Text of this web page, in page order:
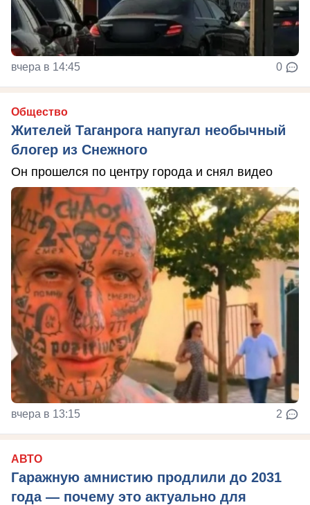
вчера в 14:45 0
Общество
Жителей Таганрога напугал необычный
блогер из Снежного
Он прошелся по центру города и снял видео
вчера в 13:15 2
АВТО
Гаражную амнистию продлили до 2031
года — почему это актуально для